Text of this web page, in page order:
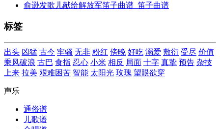
俞逊发歌儿献给解放军笛子曲谱_笛子曲谱
标签
出头 凶猛 古今 牢骚 无非 粉红 傍晚 好吃 溺爱 敷衍 受尽 价值
乘风破浪 古巴 食指 忍心 小米 相反 局面 十字 真挚 预告 杂技
上来 拉美 艰难困苦 智能 太阳光 玫瑰 望眼欲穿
声乐
通俗谱
儿歌谱